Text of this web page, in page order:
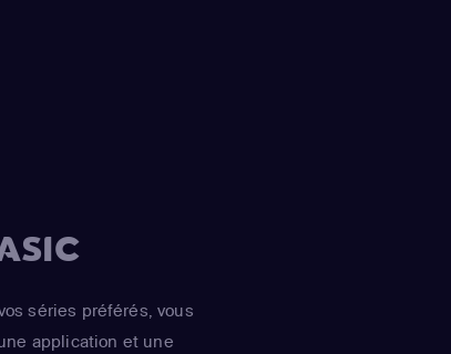
séries préférés, vous
application et une